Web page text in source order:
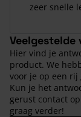
zeer snelle
Veelgestelde
Hier vind je
product. We
voor je op een rij
Kun je het
gerust contact
graag verder!